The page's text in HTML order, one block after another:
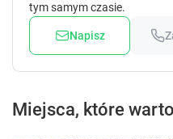
tym samym czasie.
Napisz
Miejsca, które